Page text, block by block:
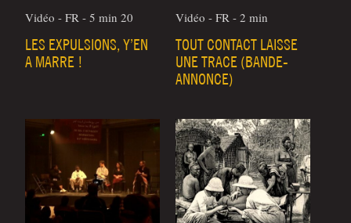
Vidéo - FR - 5 min 20
LES EXPULSIONS, Y’EN
A MARRE !
Vidéo - FR - 2 min
TOUT CONTACT LAISSE
UNE TRACE (BANDE-
ANNONCE)